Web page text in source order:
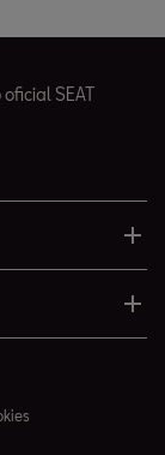
SEAT